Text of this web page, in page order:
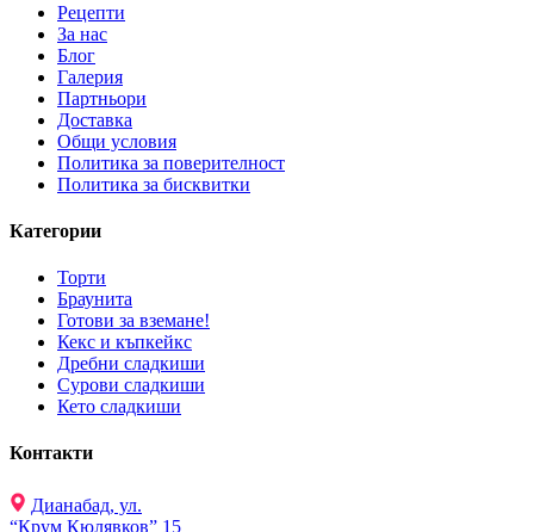
Рецепти
За нас
Блог
Галерия
Партньори
Доставка
Общи условия
Политика за поверителност
Политика за бисквитки
Категории
Торти
Браунита
Готови за вземане!
Кекс и къпкейкс
Дребни сладкиши
Сурови сладкиши
Кето сладкиши
Контакти
Дианабад, ул.
“Крум Кюлявков” 15